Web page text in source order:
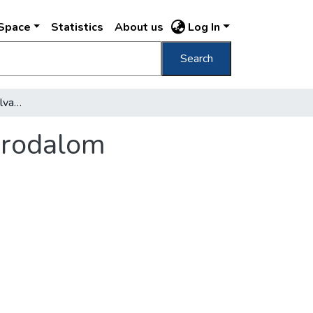
Statistics About us Log In
Search
Százhuszonháromezer olvasó-vezet a szépirodalom